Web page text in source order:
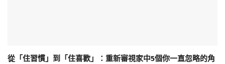
從「住習慣」到「住喜歡」：重新審視家中5個你一直忽略的角